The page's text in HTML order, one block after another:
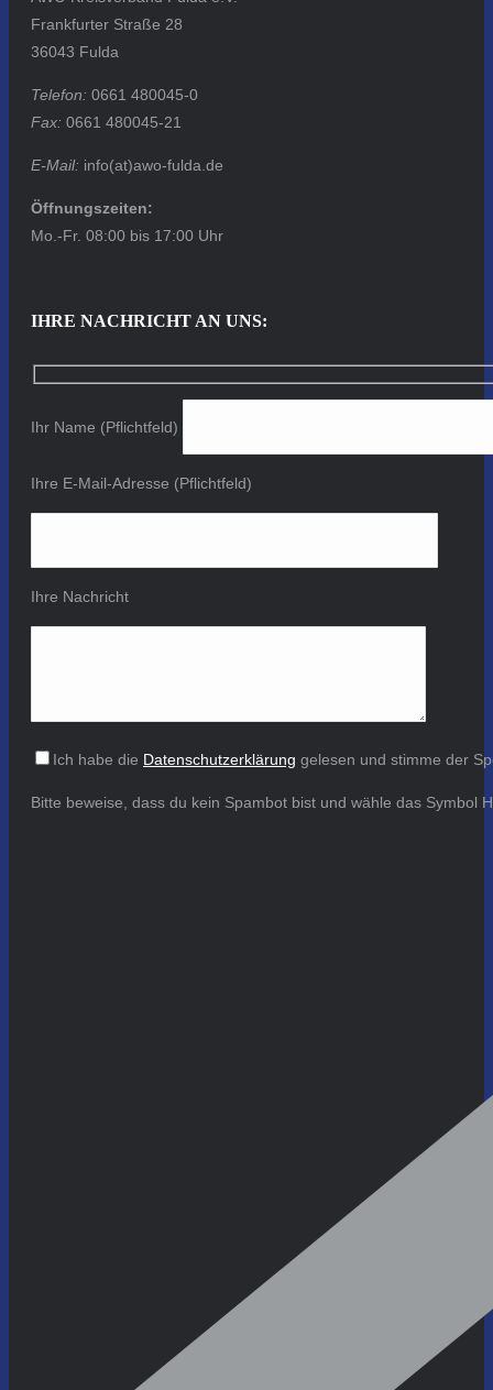
Frankfurter Straße 28
36043 Fulda
Telefon: 0661 480045-0
Fax: 0661 480045-21
E-Mail: info(at)awo-fulda.de
Öffnungszeiten:
Mo.-Fr. 08:00 bis 17:00 Uhr
IHRE NACHRICHT AN UNS:
Ihr Name (Pflichtfeld)
Ihre E-Mail-Adresse (Pflichtfeld)
Ihre Nachricht
Ich habe die Datenschutzerklärung gelesen und stimme der
Bitte beweise, dass du kein Spambot bist und wähle das Symbol